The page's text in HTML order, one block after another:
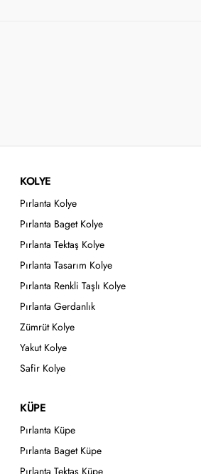
KOLYE
Pırlanta Kolye
Pırlanta Baget Kolye
Pırlanta Tektaş Kolye
Pırlanta Tasarım Kolye
Pırlanta Renkli Taşlı Kolye
Pırlanta Gerdanlık
Zümrüt Kolye
Yakut Kolye
Safir Kolye
KÜPE
Pırlanta Küpe
Pırlanta Baget Küpe